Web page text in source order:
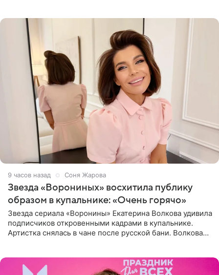
9 часов назад Соня Жарова
Звезда «Ворониных» восхитила публику
образом в купальнике: «Очень горячо»
Звезда сериала «Воронины» Екатерина Волкова удивила
подписчиков откровенными кадрами в купальнике.
Артистка снялась в чане после русской бани. Волкова